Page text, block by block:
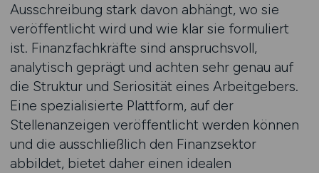
Ausschreibung stark davon abhängt, wo sie
veröffentlicht wird und wie klar sie formuliert
ist. Finanzfachkräfte sind anspruchsvoll,
analytisch geprägt und achten sehr genau auf
die Struktur und Seriosität eines Arbeitgebers.
Eine spezialisierte Plattform, auf der
Stellenanzeigen veröffentlicht werden können
und die ausschließlich den Finanzsektor
abbildet, bietet daher einen idealen